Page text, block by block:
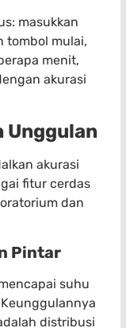
masukkan
tombol mulai,
menit,
akurasi
Unggulan
akurasi
fitur cerdas
dan
Pintar
suhu
distribusi